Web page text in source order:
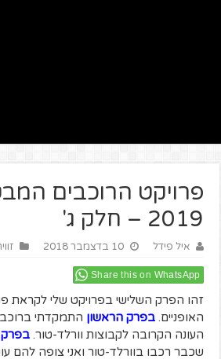
פרויקט הרוכבים
2019 – חלק ג'
איל פידל 10 בדצמבר 2018
Share this on WhatsApp
זהו הפרק השלישי בפרויקט שלי לקראת
האופניים.בפרק הראשון התמקדתי
העונה הקרובה לקבוצות וורלד-טור.בפרק